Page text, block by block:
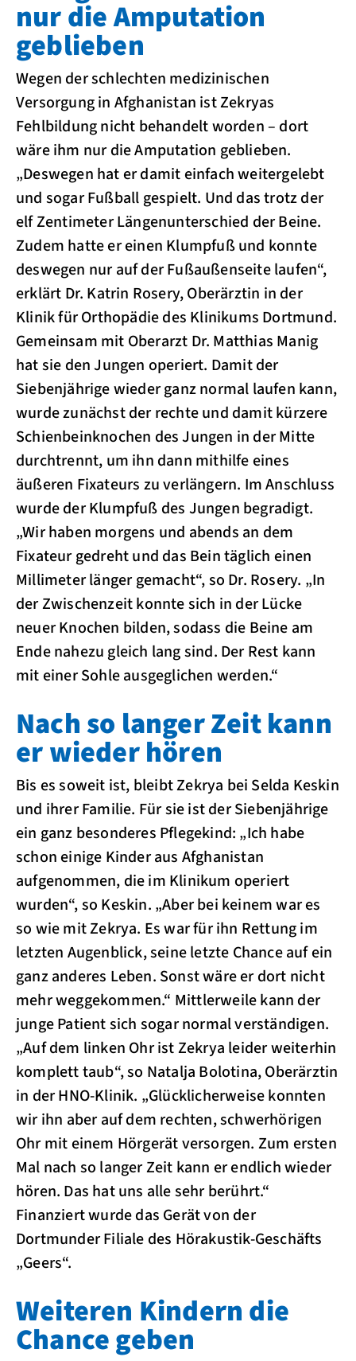
nur die Amputation
geblieben
Wegen der schlechten medizinischen
Versorgung in Afghanistan ist Zekryas
Fehlbildung nicht behandelt worden – dort
wäre ihm nur die Amputation geblieben.
„Deswegen hat er damit einfach weitergelebt
und sogar Fußball gespielt. Und das trotz der
elf Zentimeter Längenunterschied der Beine.
Zudem hatte er einen Klumpfuß und konnte
deswegen nur auf der Fußaußenseite laufen“,
erklärt Dr. Katrin Rosery, Oberärztin in der
Klinik für Orthopädie des Klinikums Dortmund.
Gemeinsam mit Oberarzt Dr. Matthias Manig
hat sie den Jungen operiert. Damit der
Siebenjährige wieder ganz normal laufen kann,
wurde zunächst der rechte und damit kürzere
Schienbeinknochen des Jungen in der Mitte
durchtrennt, um ihn dann mithilfe eines
äußeren Fixateurs zu verlängern. Im Anschluss
wurde der Klumpfuß des Jungen begradigt.
„Wir haben morgens und abends an dem
Fixateur gedreht und das Bein täglich einen
Millimeter länger gemacht“, so Dr. Rosery. „In
der Zwischenzeit konnte sich in der Lücke
neuer Knochen bilden, sodass die Beine am
Ende nahezu gleich lang sind. Der Rest kann
mit einer Sohle ausgeglichen werden.“
Nach so langer Zeit kann
er wieder hören
Bis es soweit ist, bleibt Zekrya bei Selda Keskin
und ihrer Familie. Für sie ist der Siebenjährige
ein ganz besonderes Pflegekind: „Ich habe
schon einige Kinder aus Afghanistan
aufgenommen, die im Klinikum operiert
wurden“, so Keskin. „Aber bei keinem war es
so wie mit Zekrya. Es war für ihn Rettung im
letzten Augenblick, seine letzte Chance auf ein
ganz anderes Leben. Sonst wäre er dort nicht
mehr weggekommen.“ Mittlerweile kann der
junge Patient sich sogar normal verständigen.
„Auf dem linken Ohr ist Zekrya leider weiterhin
komplett taub“, so Natalja Bolotina, Oberärztin
in der HNO-Klinik. „Glücklicherweise konnten
wir ihn aber auf dem rechten, schwerhörigen
Ohr mit einem Hörgerät versorgen. Zum ersten
Mal nach so langer Zeit kann er endlich wieder
hören. Das hat uns alle sehr berührt.“
Finanziert wurde das Gerät von der
Dortmunder Filiale des Hörakustik-Geschäfts
„Geers“.
Weiteren Kindern die
Chance geben